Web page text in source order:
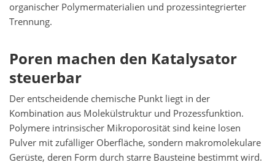
organischer Polymermaterialien und prozessintegrierter
Trennung.
Poren machen den Katalysator
steuerbar
Der entscheidende chemische Punkt liegt in der
Kombination aus Molekülstruktur und Prozessfunktion.
Polymere intrinsischer Mikroporosität sind keine losen
Pulver mit zufälliger Oberfläche, sondern makromolekulare
Gerüste, deren Form durch starre Bausteine bestimmt wird.